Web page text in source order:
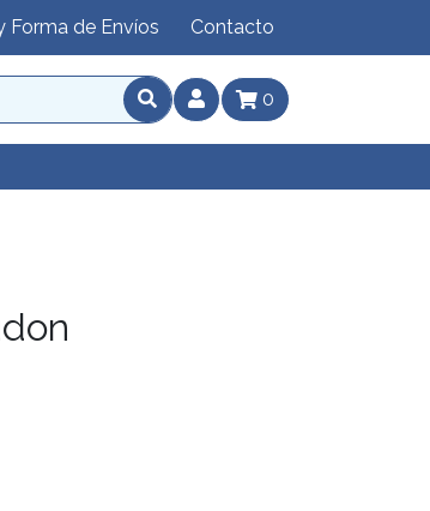
Forma de Envíos Contacto
0